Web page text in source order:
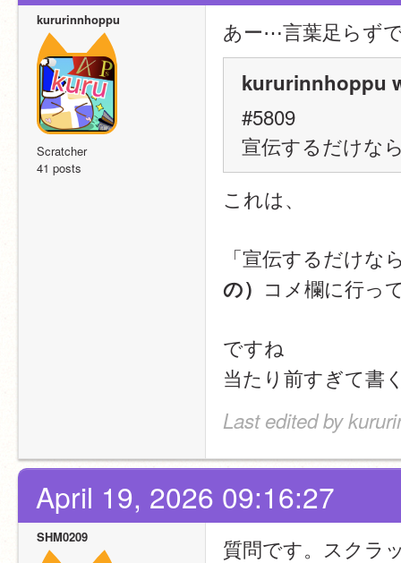
kururinnhoppu
Scratcher
41 posts
あー⋯言葉足らず
kururinnhoppu
#5809
宣伝するだけな
これは、
「宣伝するだけな
の） コメ欄に行っ
ですね
当たり前すぎて書
Last edited by
April 19, 2026 09:16:27
SHM0209
質問です。スクラ